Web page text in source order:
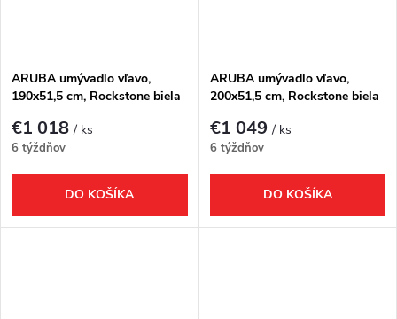
ARUBA umývadlo vľavo,
190x51,5 cm, Rockstone biela
€1 018/ ks
6 týždňov
DO KOŠÍKA
ARUBA umývadlo vľavo,
200x51,5 cm, Rockstone biela
€1 049/ ks
6 týždňov
DO KOŠÍKA